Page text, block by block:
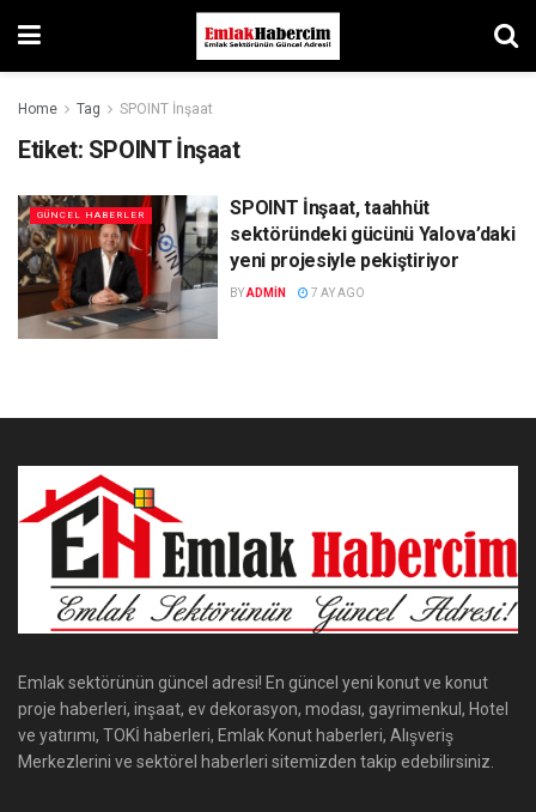
Home Tag SPOINT İnşaat
Etiket: SPOINT İnşaat
GÜNCEL HABERLER
SPOINT İnşaat, taahhüt
sektöründeki gücünü Yalova’daki
yeni projesiyle pekiştiriyor
BYADMIN 7 AY AGO
Emlak sektörünün güncel adresi! En güncel yeni konut ve konut
proje haberleri, inşaat, ev dekorasyon, modası, gayrimenkul, Hotel
ve yatırımı, TOKİ haberleri, Emlak Konut haberleri, Alışveriş
Merkezlerini ve sektörel haberleri sitemizden takip edebilirsiniz.